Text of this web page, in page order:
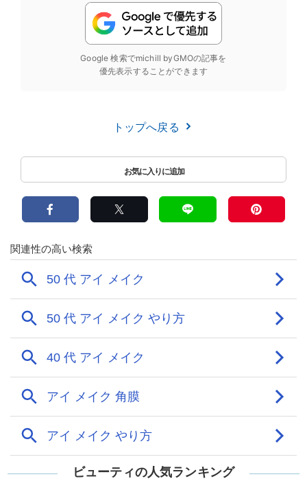
Google 検索でmichill byGMOの記事を
優先表示することができます
トップへ戻る
ビューティの人気ランキング